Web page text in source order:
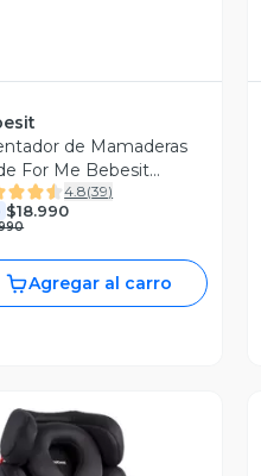
de Mamaderas
For Me Bebesit
4.8(39)
$18.990
Agregar al carro